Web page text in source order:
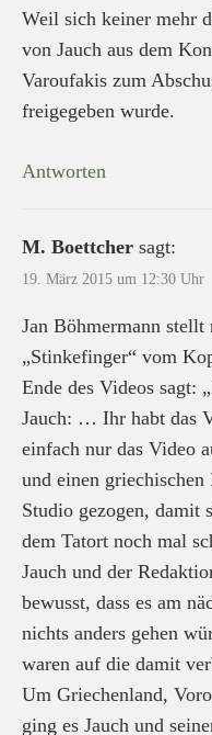
Weil sich keiner mehr
von Jauch aus dem
Varoufakis zum
freigegeben wurde.
Antworten
M. Boettcher sagt:
19. März 2015 um 12:30 Uhr
Jan Böhmermann
„Stinkefinger“ vom
Ende des Videos sagt:
Jauch: … Ihr habt das
einfach nur das Video
und einen
Studio gezogen, damit
dem Tatort noch mal
Jauch und der
bewusst, dass es am
nichts anders gehen
waren auf die damit
Um Griechenland,
ging es Jauch und